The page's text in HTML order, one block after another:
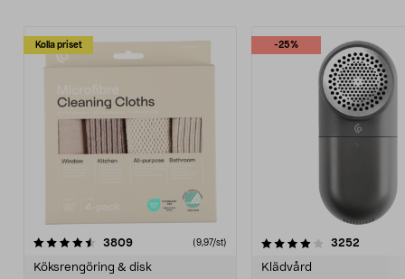
Kolla priset
3809recensioner (9,97/st)
Köksrengöring & disk
-25%
4.0av 5 stjärnor 3252
Klädvård
4.5av 5 stjärnor